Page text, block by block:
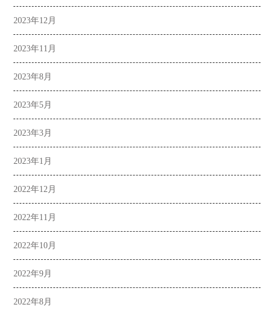
2023年12月
2023年11月
2023年8月
2023年5月
2023年3月
2023年1月
2022年12月
2022年11月
2022年10月
2022年9月
2022年8月